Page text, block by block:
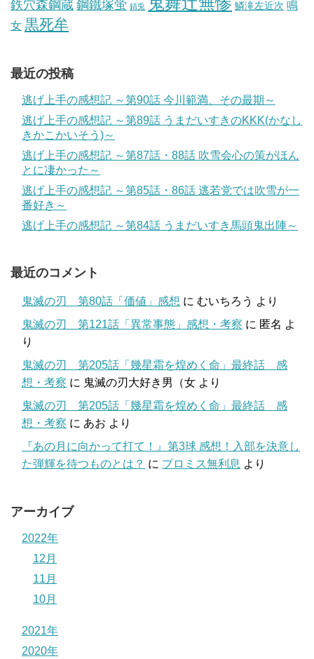
鉄穴森鋼蔵 鋼鐵塚蛍 錆兎 鱗滝左近次 鳴
女 黒死牟
最近の投稿
逃げ上手の感想記 ～第90話 今川範満、その最期～
逃げ上手の感想記 ～第89話 うまだいすきのKKK(かなし
きかこかいそう)～
逃げ上手の感想記 ～第87話・88話 吹雪会心の策がほん
とに凄かった～
逃げ上手の感想記 ～第85話・86話 逃若党では吹雪が一
番好き～
逃げ上手の感想記 ～第84話 うまだいすき馬頭鬼出陣～
最近のコメント
鬼滅の刃 第80話「価値」感想 に むいちろう より
鬼滅の刃 第121話「異常事態」感想・考察 に 匿名 よ
り
鬼滅の刃 第205話「幾星霜を煌めく命」最終話 感
想・考察 に 鬼滅の刃大好き男（女 より
鬼滅の刃 第205話「幾星霜を煌めく命」最終話 感
想・考察 に あお より
『あの月に向かって打て！』第3球 感想！入部を決意し
た弾輝を待つものとは？ に プロミス無利息 より
アーカイブ
2022年
12月
11月
10月
2021年
2020年